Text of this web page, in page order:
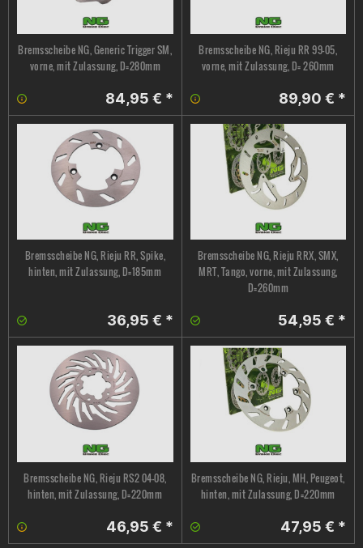
Bremsscheibe NG, Generic Trigger SM,
vorne, mit Zulassung, D=280mm
84,95 € *
Bremsscheibe NG, Rieju RR 99-05,
vorne, mit Zulassung, D= 260mm
89,90 € *
Bremsscheibe NG, Rieju RR, Spike,
hinten, mit Zulassung, D=185mm
36,95 € *
Bremsscheibe NG, Rieju RRX, SMX,
MRT, Tango, vorne, mit Zulassung,
D=260mm
54,95 € *
Bremsscheibe NG, Rieju RS2 04-08,
hinten, mit Zulassung, D=220mm
46,95 € *
Bremsscheibe NG, Rieju, MH, Peugeot,
hinten, mit Zulassung, D=220mm
47,95 € *